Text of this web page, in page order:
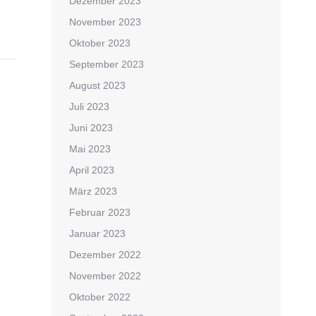
November 2023
Oktober 2023
September 2023
August 2023
Juli 2023
Juni 2023
Mai 2023
April 2023
März 2023
Februar 2023
Januar 2023
Dezember 2022
November 2022
Oktober 2022